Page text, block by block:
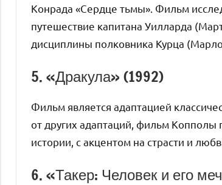
Конрада «Сердце тьмы». Фильм
путешествие капитана Уилларда
дисциплины полковника Курца
5. «Дракула» (1992)
Фильм является адаптацией
от других адаптаций, фильм
истории, с акцентом на страсти и
6. «Такер: Человек и его